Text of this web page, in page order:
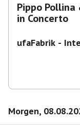
Pippo Pollina
in Concerto
ufaFabrik -
Morgen,